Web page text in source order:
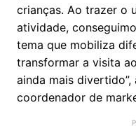
crianças. Ao trazer o
atividade,
tema que mobiliza
transformar a visita
ainda mais
coordenador de